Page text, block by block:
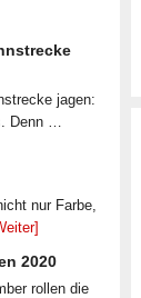
jagen:
Denn …
nur Farbe,
2020
rollen die